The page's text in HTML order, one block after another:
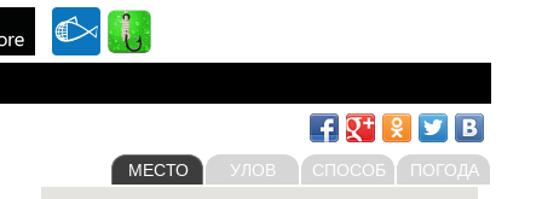
МЕСТО УЛОВ СПОСОБ ПОГОДА